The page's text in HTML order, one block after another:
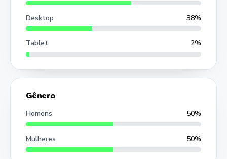
Desktop 38%
Tablet 2%
Gênero
Homens 50%
Mulheres 50%